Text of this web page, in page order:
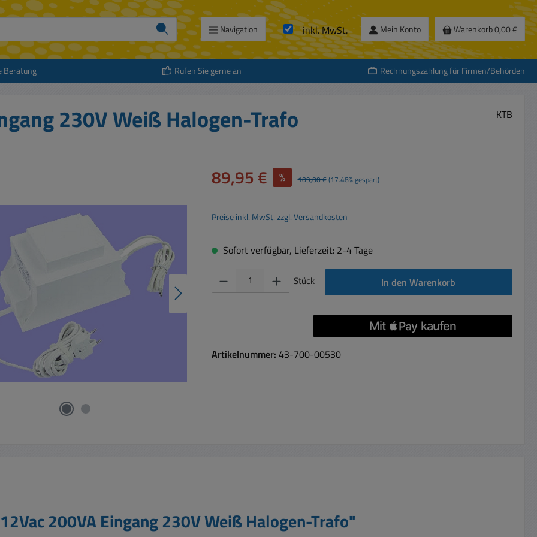
Navigation inkl. MwSt. Mein Konto Warenkorb0,00 €
Beratung Rufen Sie gerne an Rechnungszahlung für Firmen/Behörden
230V Weiß Halogen-Trafo KTB
Verkaufspreis:
89,95 € % Regulärer Preis:
109,00 €(17.48% gespart)
Preise inkl. MwSt. zzgl. Versandkosten
Sofort verfügbar, Lieferzeit: 2-4 Tage
Produkt Anzahl: Gib den gewünschten Wert ein oder benutze die Schaltflächen um die
Stück In den Warenkorb
Artikelnummer: 43-700-00530
200VA Eingang 230V Weiß Halogen-Trafo"